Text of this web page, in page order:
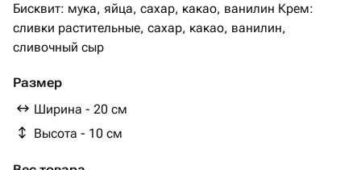
Бисквит: мука, яйца, сахар, какао, ванилин Крем:
сливки растительные, сахар, какао, ванилин,
сливочный сыр
Размер
Ширина - 20 см
Высота - 10 см